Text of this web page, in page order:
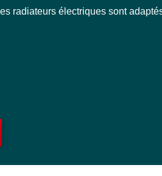
radiateurs électriques sont